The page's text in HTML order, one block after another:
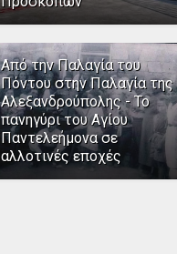
Από την Παλαγία του
Πόντου στην Παλαγία της
Αλεξανδρούπολης - Το
πανηγύρι του Αγίου
Παντελεήμονα σε
αλλοτινές εποχές